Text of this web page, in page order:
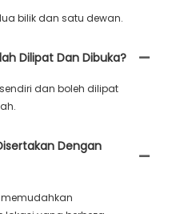
bilik dan satu dewan.
Dilipat Dan Dibuka?
dan boleh dilipat
Dengan
memudahkan